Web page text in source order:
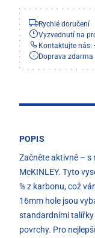
Rychlé doručení
Vyzvednutí na
Kontaktujte nás:
Doprava
POPIS
Začněte aktivně – s
McKINLEY. Tyto
% z karbonu, což
16mm hole jsou
standardními
povrchy. Pro